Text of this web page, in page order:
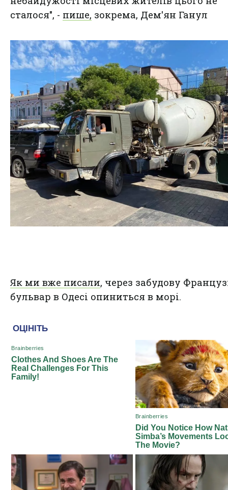
сталося", - пише, зокрема, Дем'ян Ганул
Як ми вже писали, через забудову
бульвар в Одесі опиниться в морі.